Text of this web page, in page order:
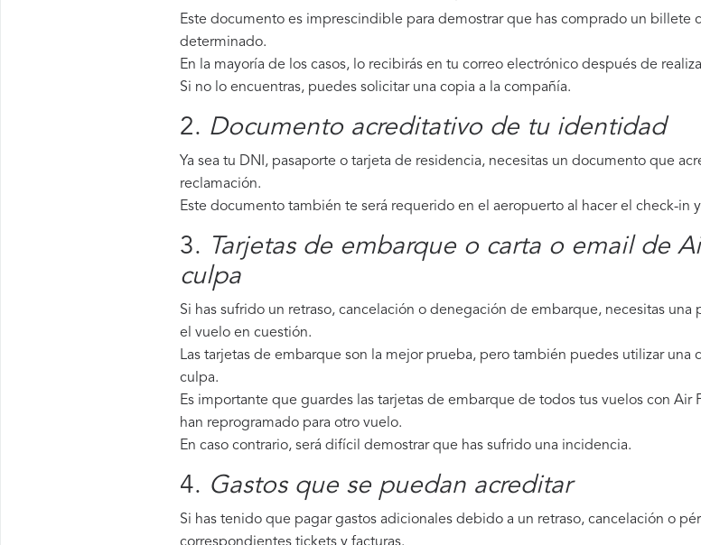
Este documento es imprescindible para demostrar que has comprado un billete
determinado.
En la mayoría de los casos, lo recibirás en tu correo electrónico después de
Si no lo encuentras, puedes solicitar una copia a la compañía.
2. Documento acreditativo de tu identidad
Ya sea tu DNI, pasaporte o tarjeta de residencia, necesitas un documento que
reclamación.
Este documento también te será requerido en el aeropuerto al hacer el check-in
3.
Tarjetas de embarque o carta o email de
culpa
Si has sufrido un retraso, cancelación o denegación de embarque, necesitas
el vuelo en cuestión.
Las tarjetas de embarque son la mejor prueba, pero también puedes utilizar una
culpa.
Es importante que guardes las tarjetas de embarque de todos tus vuelos con Air
han reprogramado para otro vuelo.
En caso contrario, será difícil demostrar que has sufrido una incidencia.
4. Gastos que se puedan acreditar
Si has tenido que pagar gastos adicionales debido a un retraso, cancelación o